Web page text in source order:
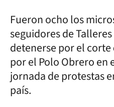
Fueron ocho los
seguidores de
detenerse por el
por el Polo Obrero en
jornada de protestas
país.